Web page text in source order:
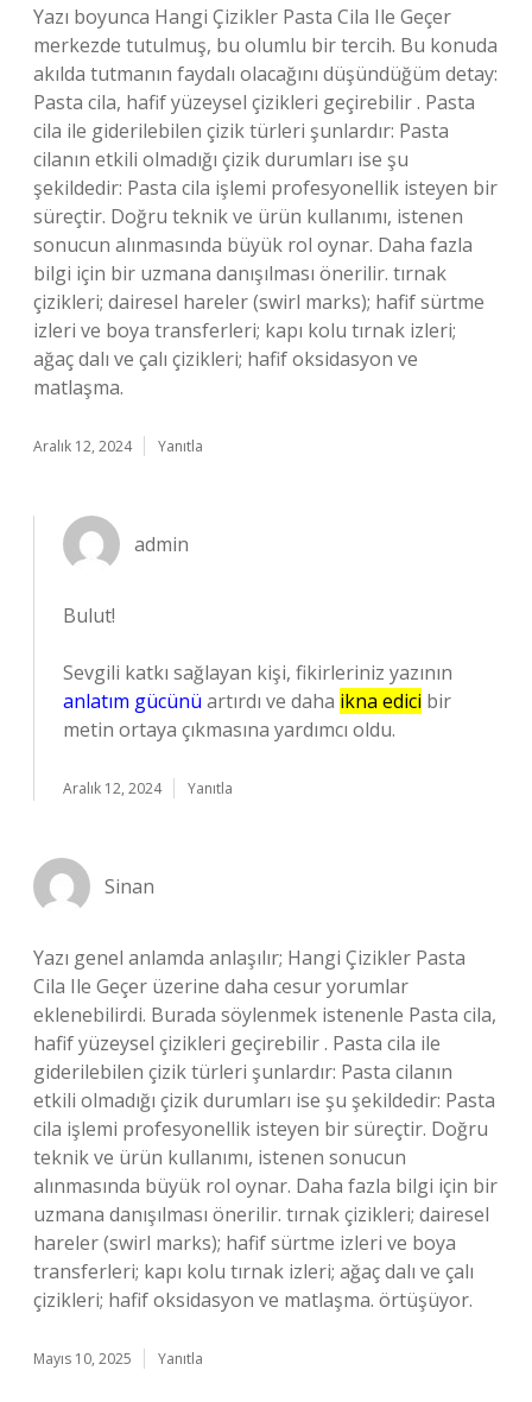
Yazı boyunca Hangi Çizikler Pasta Cila Ile Geçer
merkezde tutulmuş, bu olumlu bir tercih. Bu konuda
akılda tutmanın faydalı olacağını düşündüğüm detay:
Pasta cila, hafif yüzeysel çizikleri geçirebilir . Pasta
cila ile giderilebilen çizik türleri şunlardır: Pasta
cilanın etkili olmadığı çizik durumları ise şu
şekildedir: Pasta cila işlemi profesyonellik isteyen bir
süreçtir. Doğru teknik ve ürün kullanımı, istenen
sonucun alınmasında büyük rol oynar. Daha fazla
bilgi için bir uzmana danışılması önerilir. tırnak
çizikleri; dairesel hareler (swirl marks); hafif sürtme
izleri ve boya transferleri; kapı kolu tırnak izleri;
ağaç dalı ve çalı çizikleri; hafif oksidasyon ve
matlaşma.
Aralık 12, 2024 Yanıtla
admin
Bulut!
Sevgili katkı sağlayan kişi, fikirleriniz yazının
anlatım gücünü artırdı ve daha ikna edici bir
metin ortaya çıkmasına yardımcı oldu.
Aralık 12, 2024 Yanıtla
Sinan
Yazı genel anlamda anlaşılır; Hangi Çizikler Pasta
Cila Ile Geçer üzerine daha cesur yorumlar
eklenebilirdi. Burada söylenmek istenenle Pasta cila,
hafif yüzeysel çizikleri geçirebilir . Pasta cila ile
giderilebilen çizik türleri şunlardır: Pasta cilanın
etkili olmadığı çizik durumları ise şu şekildedir: Pasta
cila işlemi profesyonellik isteyen bir süreçtir. Doğru
teknik ve ürün kullanımı, istenen sonucun
alınmasında büyük rol oynar. Daha fazla bilgi için bir
uzmana danışılması önerilir. tırnak çizikleri; dairesel
hareler (swirl marks); hafif sürtme izleri ve boya
transferleri; kapı kolu tırnak izleri; ağaç dalı ve çalı
çizikleri; hafif oksidasyon ve matlaşma. örtüşüyor.
Mayıs 10, 2025 Yanıtla